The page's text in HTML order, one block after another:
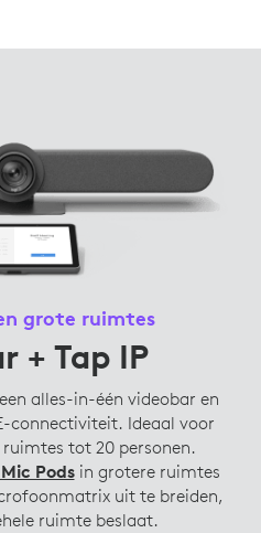
grote ruimtes
+ Tap IP
alles-in-één videobar en
connectiviteit. Ideaal voor
tot 20 personen.
Podsin grotere ruimtes
uit te breiden,
ruimte beslaat.